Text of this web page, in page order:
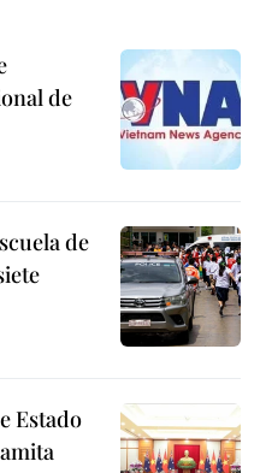
de
de
Estado